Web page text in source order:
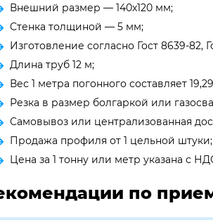
Внешний размер — 140х120 мм;
Стенка толщиной — 5 мм;
Изготовление согласно Гост 8639-82,
Длина труб 12 м;
Вес 1 метра погонного составляет
Резка в размер болгаркой или
Самовывоз или централизованная
Продажа профиля от 1 цельной штуки;
Цена за 1 тонну или метр указана с
по